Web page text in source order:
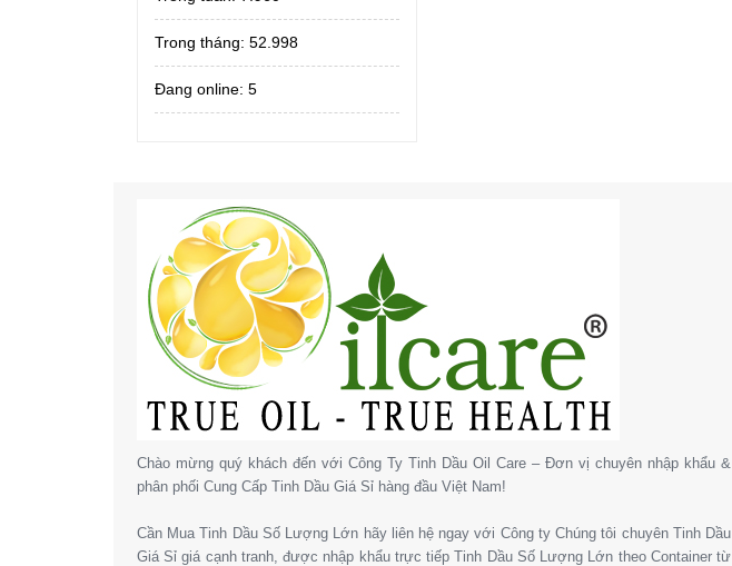
Trong tháng: 52.998
Đang online: 5
Chào mừng quý khách đến với Công Ty Tinh Dầu Oil Care – Đơn vị chuyên nhập khẩu &
phân phối Cung Cấp Tinh Dầu Giá Sỉ hàng đầu Việt Nam!
Cần Mua Tinh Dầu Số Lượng Lớn hãy liên hệ ngay với Công ty Chúng tôi chuyên Tinh Dầu
Giá Sỉ giá cạnh tranh, được nhập khẩu trực tiếp Tinh Dầu Số Lượng Lớn theo Container từ